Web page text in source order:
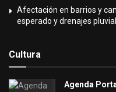
Afectación en barrios y
esperado y drenajes
Cultura
Agenda